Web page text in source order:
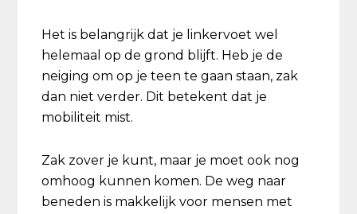
Het is belangrijk dat je linkervoet wel
helemaal op de grond blijft. Heb je de
neiging om op je teen te gaan staan, zak
dan niet verder. Dit betekent dat je
mobiliteit mist.
Zak zover je kunt, maar je moet ook nog
omhoog kunnen komen. De weg naar
beneden is makkelijk voor mensen met